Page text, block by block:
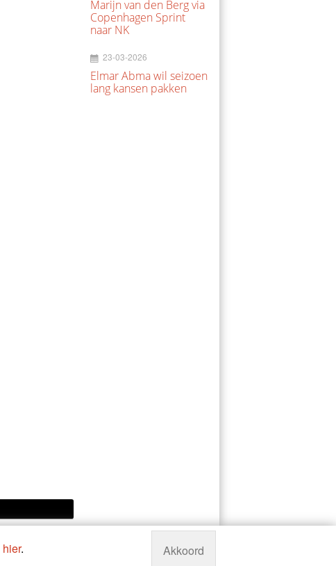
Marijn van den Berg via
Copenhagen Sprint
naar NK
23-03-2026
Elmar Abma wil seizoen
lang kansen pakken
Powered byManieu.nl
hier. Akkoord